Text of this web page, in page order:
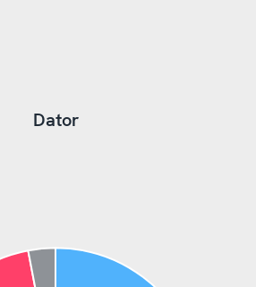
Dator